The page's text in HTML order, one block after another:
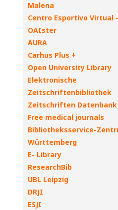
Malena
Centro Esportivo Virtual -
OAIster
AURA
Carhus Plus +
Open University Library
Elektronische
Zeitschriftenbibliothek
Zeitschriften Datenbank
Free medical journals
Bibliotheksservice-
Württemberg
E- Library
ResearchBib
UBL Leipzig
DRJI
ESJI